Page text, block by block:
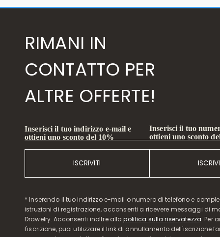
RIMANI IN
CONTATTO PER
ALTRE OFFERTE!
Inserisci il tuo indirizzo e-mail e
ottieni uno sconto del 10%
ISCRIVITI
Inserisci il tuo
ottieni uno sconto
* Inserendo il tuo indirizzo e-mail o numero di telefono e
istruzioni di registrazione, acconsenti a ricevere messaggi di
Drawelry. Acconsenti inoltre allapolitica sulla riservatezza. Per
l'iscrizione, puoi utilizzare il link di annullamento dell'iscrizione